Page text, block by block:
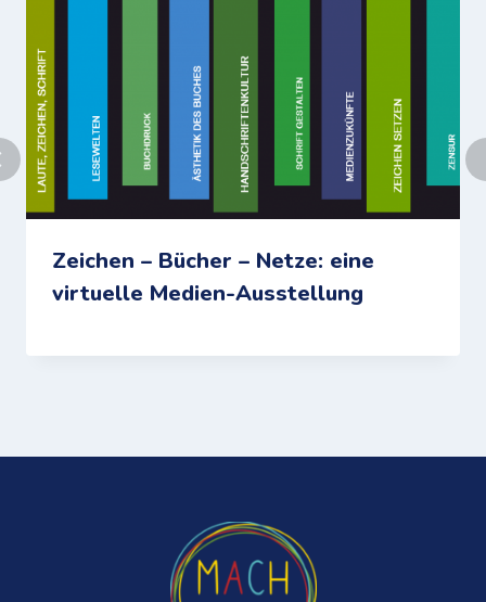
Zeichen – Bücher – Netze: eine
virtuelle Medien-Ausstellung